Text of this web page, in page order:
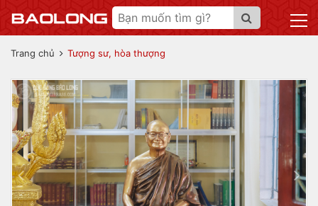
Trang chủ Tượng sư, hòa thượng